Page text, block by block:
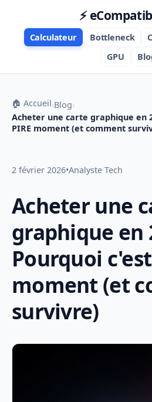
⚡
Calculateur Bottleneck
GPU
🏠 Accueil›Blog›
Acheter une carte graphique en
PIRE moment (et comment
2 février 2026•Analyste Tech
Acheter une
graphique en
Pourquoi
moment (et
survivre)